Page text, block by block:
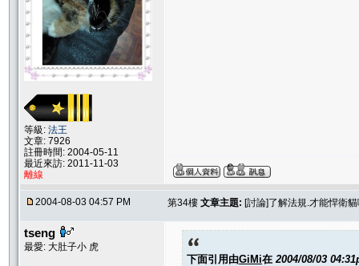
等級: 法王
文章: 7926
註冊時間: 2004-05-11
最近來訪: 2011-11-03
離線
2004-08-03 04:57 PM 第34樓 文章主題: [討論]了解法規.才能悍衛
tseng
最愛: 大肚子小 虎
下面引用由GiMi在 2004/08/03